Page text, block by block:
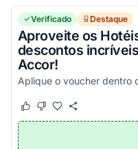
Verificado Destaque
Aproveite os
descontos
Accor!
Este cupom funcionou
Este cupom não